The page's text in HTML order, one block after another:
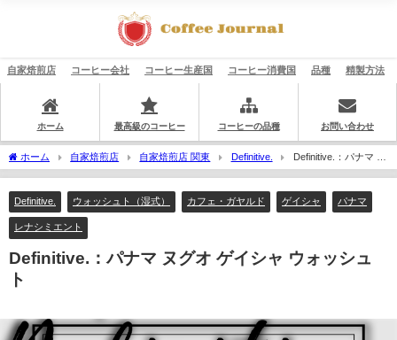
自家焙煎店 コーヒー会社 コーヒー生産国 コーヒー消費国 品種 精製方法
ホーム 最高級のコーヒー コーヒーの品種 お問い合わせ
ホーム 自家焙煎店 自家焙煎店 関東 Definitive.
Definitive.：パナマ ヌ
グオ ゲイシャ ウォッシュト
Definitive. ウォッシュト（湿式） カフェ・ガヤルド ゲイシャ パナマ
レナシミエント
Definitive.：パナマ ヌグオ ゲイシャ ウォッシュ
ト